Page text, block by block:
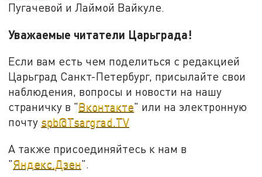
Пугачевой и Лаймой Вайкуле.
Уважаемые читатели Царьграда!
Если вам есть чем поделиться с редакцией
Царьград Санкт-Петербург, присылайте свои
наблюдения, вопросы и новости на нашу
страничку в "Вконтакте" или на электронную
почту spb@Tsargrad.TV
А также присоединяйтесь к нам в
"Яндекс.Дзен".